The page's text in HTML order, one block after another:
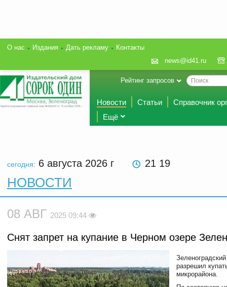
О нас Издания Дать рекламу
Контакты
news@id41.ru
Рейтинг запросов
Новости Статьи
Справочник
Ещё
сегодня: 6 августа 2026 г 21 19
НОВОСТИ
08 АВГ 2025 09:44
Снят запрет на купание в Черном озере
разрешил
микрорайона.